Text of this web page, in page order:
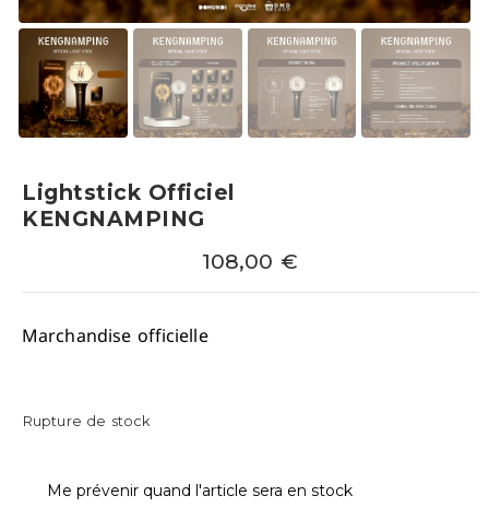
Lightstick Officiel
KENGNAMPING
108,00 €
Marchandise officielle
Rupture de stock
Me prévenir quand l'article sera en stock